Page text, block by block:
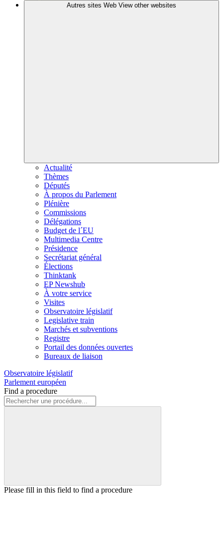
Autres sites Web View other websites
Actualité
Thèmes
Députés
À propos du Parlement
Plénière
Commissions
Délégations
Budget de l´EU
Multimedia Centre
Présidence
Secrétariat général
Élections
Thinktank
EP Newshub
À votre service
Visites
Observatoire législatif
Legislative train
Marchés et subventions
Registre
Portail des données ouvertes
Bureaux de liaison
Observatoire législatif
Parlement européen
Find a procedure
Please fill in this field to find a procedure